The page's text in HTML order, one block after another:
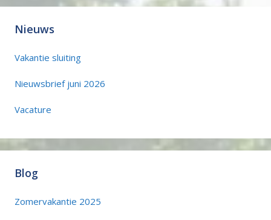
Nieuws
Vakantie sluiting
Nieuwsbrief juni 2026
Vacature
Blog
Zomervakantie 2025